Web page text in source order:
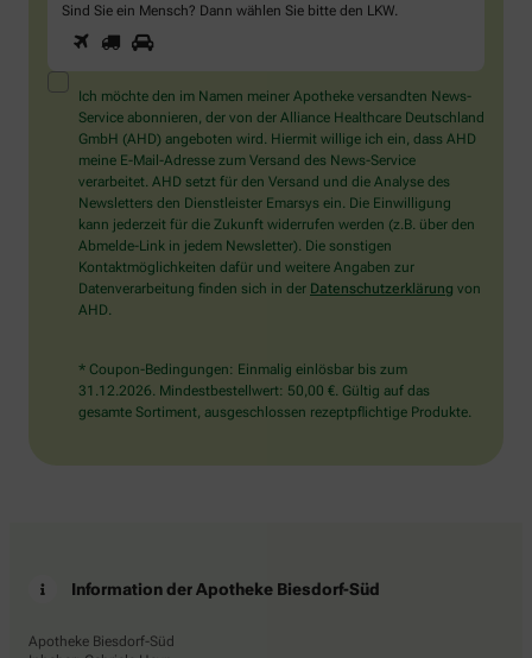
Sind Sie ein Mensch? Dann wählen Sie bitte den LKW.
Sind
Sie
ein
Mensch?
Dann
wählen
Sie
bitte
den
LKW.
1 2
Ich möchte den im Namen meiner Apotheke versandten News-
Service abonnieren, der von der Alliance Healthcare Deutschland
GmbH (AHD) angeboten wird. Hiermit willige ich ein, dass AHD
meine E-Mail-Adresse zum Versand des News-Service
verarbeitet. AHD setzt für den Versand und die Analyse des
Newsletters den Dienstleister Emarsys ein. Die Einwilligung
kann jederzeit für die Zukunft widerrufen werden (z.B. über den
Abmelde-Link in jedem Newsletter). Die sonstigen
Kontaktmöglichkeiten dafür und weitere Angaben zur
Datenverarbeitung finden sich in der Datenschutzerklärung von
AHD.
* Coupon-Bedingungen: Einmalig einlösbar bis zum
31.12.2026. Mindestbestellwert: 50,00 €. Gültig auf das
gesamte Sortiment, ausgeschlossen rezeptpflichtige Produkte.
Information der Apotheke Biesdorf-Süd
Apotheke Biesdorf-Süd